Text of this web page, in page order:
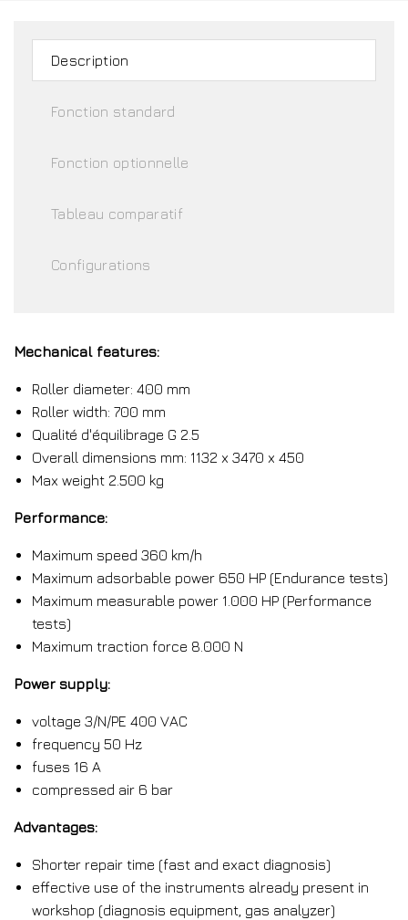
Description
Fonction standard
Fonction optionnelle
Tableau comparatif
Configurations
Mechanical features:
Roller diameter: 400 mm
Roller width: 700 mm
Qualité d'équilibrage G 2.5
Overall dimensions mm: 1132 x 3470 x 450
Max weight 2.500 kg
Performance:
Maximum speed 360 km/h
Maximum adsorbable power 650 HP (Endurance tests)
Maximum measurable power 1.000 HP (Performance
tests)
Maximum traction force 8.000 N
Power supply:
voltage 3/N/PE 400 VAC
frequency 50 Hz
fuses 16 A
compressed air 6 bar
Advantages:
Shorter repair time (fast and exact diagnosis)
effective use of the instruments already present in
workshop (diagnosis equipment, gas analyzer)